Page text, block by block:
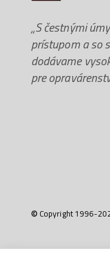
„S čestnými
prístupom a so
dodávame
pre
© Copyright 1996-